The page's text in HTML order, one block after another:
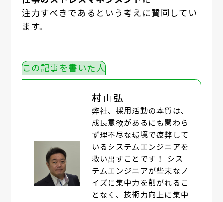
注力すべきであるという考えに賛同してい
ます。
この記事を書いた人
村山弘
弊社、採用活動の本質は、
成長意欲があるにも関わら
ず理不尽な環境で疲弊して
いるシステムエンジニアを
救い出すことです！ シス
テムエンジニアが些末なノ
イズに集中力を削がれるこ
となく、技術力向上に集中